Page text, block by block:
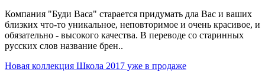
Компания "Буди Васа" старается придумать дла Вас и ваших
близких что-то уникальное, неповторимое и очень красивое, и
обязательно - высокого качества. В переводе со старинных
русских слов название брен..
Новая коллекция Школа 2017 уже в продаже